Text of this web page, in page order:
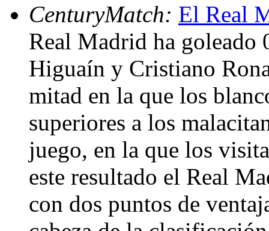
CenturyMatch: El Real
Real Madrid ha goleado
Higuaín y Cristiano
mitad en la que los
superiores a los
juego, en la que los
este resultado el Real
con dos puntos de